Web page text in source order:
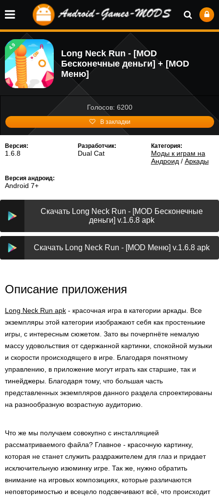
4.9
Long Neck Run - [MOD
Бесконечные деньги] + [MOD
Меню]
Голосов: 6200
В закладки
Версия:
1.6.8
Разработчик:
Dual Cat
Категория:
Моды к играм на
Андроид / Аркады
Версия андроид:
Android 7+
Скачать Long Neck Run - [MOD Бесконечные
деньги] v.1.6.8 apk
Скачать Long Neck Run - [MOD Меню] v.1.6.8 apk
Описание приложения
Long Neck Run apk - красочная игра в категории аркады. Все
экземпляры этой категории изображают себя как простенькие
игры, с интересным сюжетом. Зато вы почерпнёте немалую
массу удовольствия от сдержанной картинки, спокойной музыки
и скорости происходящего в игре. Благодаря понятному
управлению, в приложение могут играть как старшие, так и
тинейджеры. Благодаря тому, что большая часть
представленных экземпляров данного раздела спроектированы
на разнообразную возрастную аудиторию.
Что же мы получаем совокупно с инсталляцией
рассматриваемого файла? Главное - красочную картинку,
которая не станет служить раздражителем для глаз и придает
исключительную изюминку игре. Так же, нужно обратить
внимание на игровых композициях, которые различаются
неповторимостью и всецело подсвечивают всё, что происходит